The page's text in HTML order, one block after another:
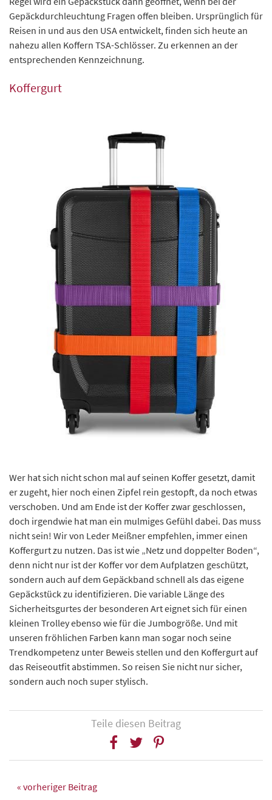
Gepäckdurchleuchtung Fragen offen bleiben. Ursprünglich für
Reisen in und aus den USA entwickelt, finden sich heute an
nahezu allen Koffern TSA-Schlösser. Zu erkennen an der
entsprechenden Kennzeichnung.
Koffergurt
Wer hat sich nicht schon mal auf seinen Koffer gesetzt, damit
er zugeht, hier noch einen Zipfel rein gestopft, da noch etwas
verschoben. Und am Ende ist der Koffer zwar geschlossen,
doch irgendwie hat man ein mulmiges Gefühl dabei. Das muss
nicht sein! Wir von Leder Meißner empfehlen, immer einen
Koffergurt zu nutzen. Das ist wie „Netz und doppelter Boden“,
denn nicht nur ist der Koffer vor dem Aufplatzen geschützt,
sondern auch auf dem Gepäckband schnell als das eigene
Gepäckstück zu identifizieren. Die variable Länge des
Sicherheitsgurtes der besonderen Art eignet sich für einen
kleinen Trolley ebenso wie für die Jumbogröße. Und mit
unseren fröhlichen Farben kann man sogar noch seine
Trendkompetenz unter Beweis stellen und den Koffergurt auf
das Reiseoutfit abstimmen. So reisen Sie nicht nur sicher,
sondern auch noch super stylisch.
Teile diesen Beitrag
« vorheriger Beitrag